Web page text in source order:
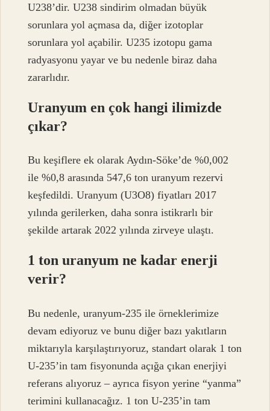
U238’dir. U238 sindirim olmadan büyük
sorunlara yol açmasa da, diğer izotoplar
sorunlara yol açabilir. U235 izotopu gama
radyasyonu yayar ve bu nedenle biraz daha
zararlıdır.
Uranyum en çok hangi ilimizde
çıkar?
Bu keşiflere ek olarak Aydın-Söke’de %0,002
ile %0,8 arasında 547,6 ton uranyum rezervi
keşfedildi. Uranyum (U3O8) fiyatları 2017
yılında gerilerken, daha sonra istikrarlı bir
şekilde artarak 2022 yılında zirveye ulaştı.
1 ton uranyum ne kadar enerji
verir?
Bu nedenle, uranyum-235 ile örneklerimize
devam ediyoruz ve bunu diğer bazı yakıtların
miktarıyla karşılaştırıyoruz, standart olarak 1 ton
U-235’in tam fisyonunda açığa çıkan enerjiyi
referans alıyoruz – ayrıca fisyon yerine “yanma”
terimini kullanacağız. 1 ton U-235’in tam